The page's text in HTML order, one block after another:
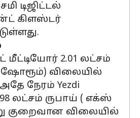
டிஜிட்டல்
கிளஸ்டர்
2.01 லட்சம்
ஷோரூம்) விலையில்
நேரம் Yezdi
லட்சம் ருபாய் ( எக்ஸ்
குறைவான விலையில்